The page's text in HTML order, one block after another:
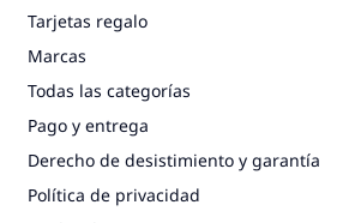
Tarjetas regalo
Marcas
Todas las categorías
Pago y entrega
Derecho de desistimiento y garantía
Política de privacidad